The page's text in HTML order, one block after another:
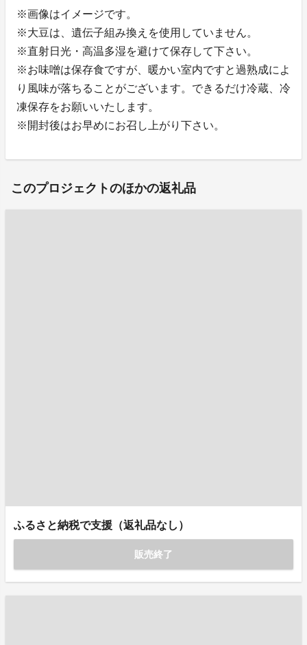
※画像はイメージです。
※大豆は、遺伝子組み換えを使用していません。
※直射日光・高温多湿を避けて保存して下さい。
※お味噌は保存食ですが、暖かい室内ですと過熟成によ
り風味が落ちることがございます。できるだけ冷蔵、冷
凍保存をお願いいたします。
※開封後はお早めにお召し上がり下さい。
このプロジェクトのほかの返礼品
ふるさと納税で支援（返礼品なし）
販売終了